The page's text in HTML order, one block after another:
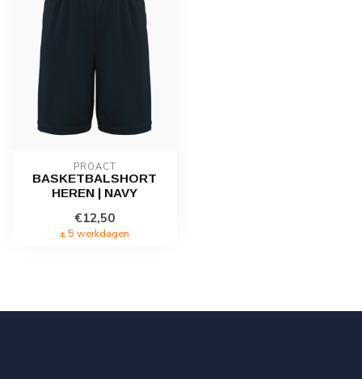
PROACT
BASKETBALSHORT
HEREN | NAVY
€12,50
± 5 werkdagen